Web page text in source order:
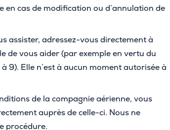
en cas de modification ou d’annulation de
assister, adressez-vous directement à
de vous aider (par exemple en vertu du
9). Elle n’est à aucun moment autorisée à
de la compagnie aérienne, vous
auprès de celle-ci. Nous ne
procédure.